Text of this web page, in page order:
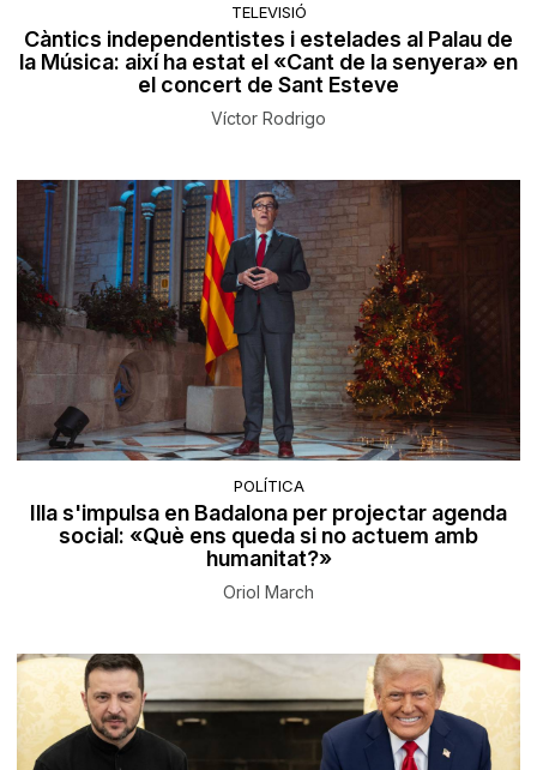
TELEVISIÓ
Càntics independentistes i estelades al Palau de
la Música: així ha estat el «Cant de la senyera» en
el concert de Sant Esteve
Víctor Rodrigo
POLÍTICA
Illa s'impulsa en Badalona per projectar agenda
social: «Què ens queda si no actuem amb
humanitat?»
Oriol March